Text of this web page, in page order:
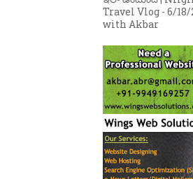
Travel Vlog - 6/18/
with Akbar